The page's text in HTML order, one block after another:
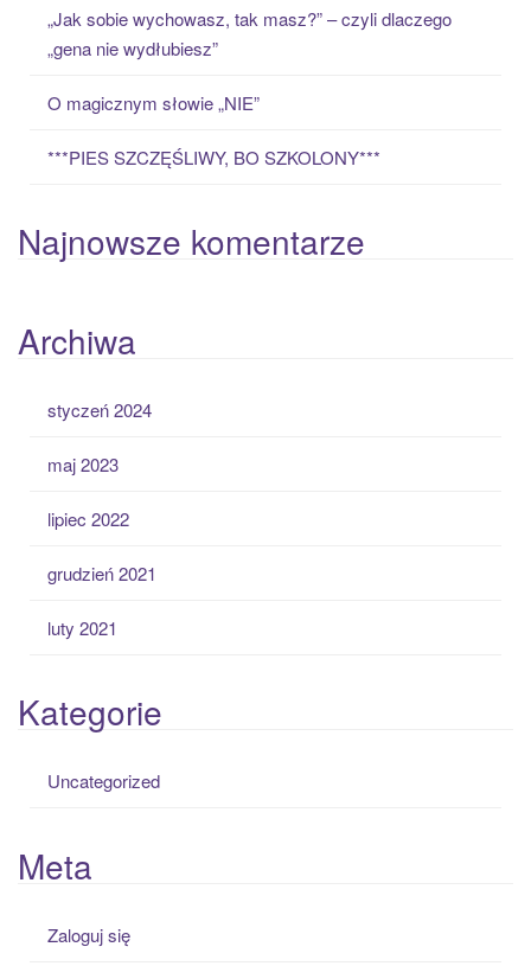
„Jak sobie wychowasz, tak masz?” – czyli dlaczego
„gena nie wydłubiesz”
O magicznym słowie „NIE”
***PIES SZCZĘŚLIWY, BO SZKOLONY***
Najnowsze komentarze
Archiwa
styczeń 2024
maj 2023
lipiec 2022
grudzień 2021
luty 2021
Kategorie
Uncategorized
Meta
Zaloguj się